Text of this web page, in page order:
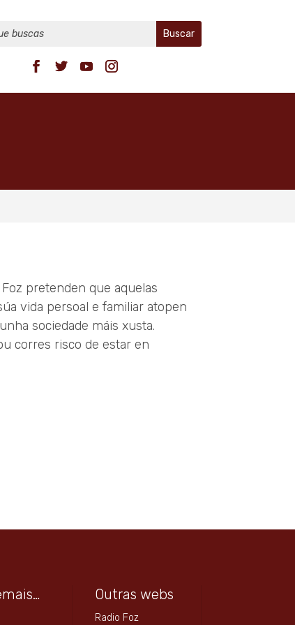
pretenden que aquelas
vida persoal e familiar atopen
sociedade máis xusta.
corres risco de estar en
Outras webs
Radio Foz